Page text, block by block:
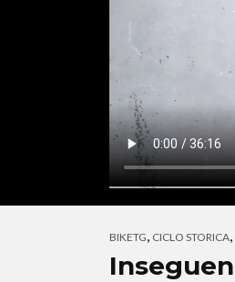
BIKETG, CICLO STORICA,